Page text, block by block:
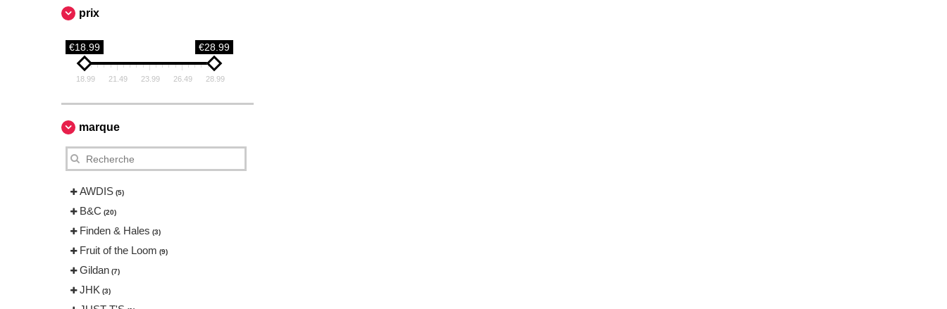
prix
€18.99 €28.99
18.99 21.49 23.99 26.49 28.99
marque
AWDIS (5)
B&C (20)
Finden & Hales (3)
Fruit of the Loom (9)
Gildan (7)
JHK (3)